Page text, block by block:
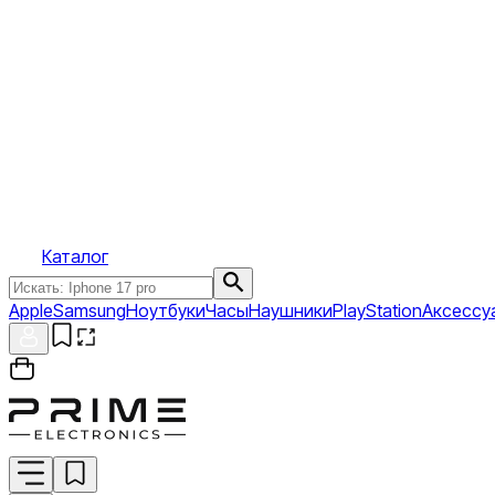
Каталог
AppleSamsungНоутбукиЧасыНаушникиPlayStation